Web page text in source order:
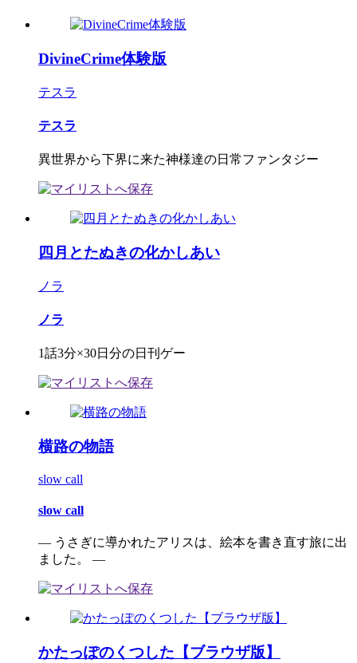
DivineCrime体験版
テスラ
テスラ
異世界から下界に来た神様達の日常ファンタジー
四月とたぬきの化かしあい
ノラ
ノラ
1話3分×30日分の日刊ゲー
横路の物語
slow call
slow call
― うさぎに導かれたアリスは、絵本を書き直す旅に出
ました。 ―
かたっぽのくつした【ブラウザ版】